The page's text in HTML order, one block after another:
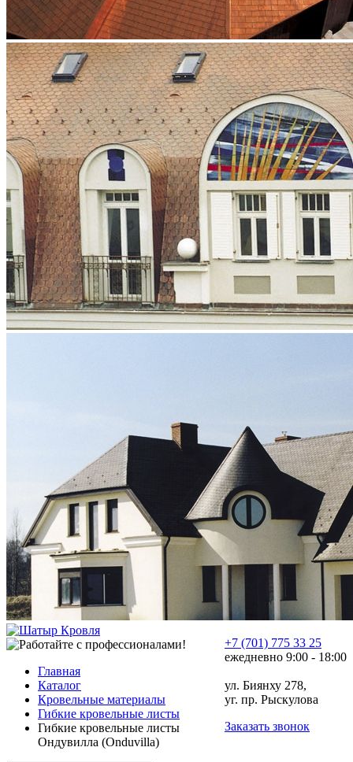
+7 (701) 775 33 25
ежедневно 9:00 - 18:00
ул. Биянху 278,
уг. пр. Рыскулова
Заказать звонок
Главная
Каталог
Кровельные материалы
Гибкие кровельные листы
Гибкие кровельные листы
Ондувилла (Onduvilla)